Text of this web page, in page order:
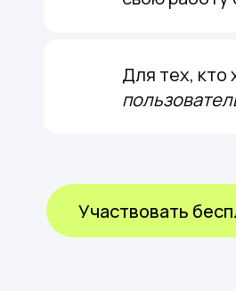
Для тех, кто
Участвовать